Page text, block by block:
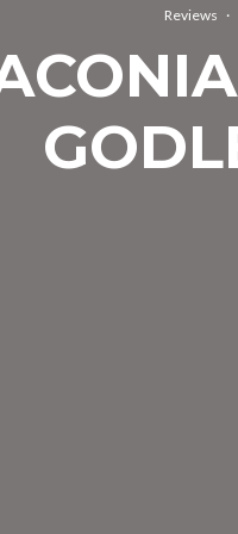
Reviews ·